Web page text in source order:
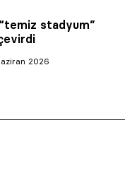
“temiz stadyum”
2026